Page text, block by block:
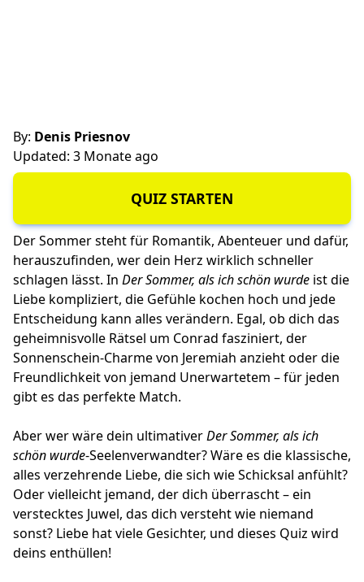
By: Denis Priesnov
Updated: 3 Monate ago
QUIZ STARTEN
Der Sommer steht für Romantik, Abenteuer und dafür,
herauszufinden, wer dein Herz wirklich schneller
schlagen lässt. In Der Sommer, als ich schön wurde ist die
Liebe kompliziert, die Gefühle kochen hoch und jede
Entscheidung kann alles verändern. Egal, ob dich das
geheimnisvolle Rätsel um Conrad fasziniert, der
Sonnenschein-Charme von Jeremiah anzieht oder die
Freundlichkeit von jemand Unerwartetem – für jeden
gibt es das perfekte Match.
Aber wer wäre dein ultimativerDer Sommer, als ich
schön wurde-Seelenverwandter? Wäre es die klassische,
alles verzehrende Liebe, die sich wie Schicksal anfühlt?
Oder vielleicht jemand, der dich überrascht – ein
verstecktes Juwel, das dich versteht wie niemand
sonst? Liebe hat viele Gesichter, und dieses Quiz wird
deins enthüllen!